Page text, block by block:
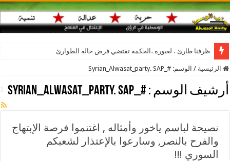
ظرفنا طارئ ، لعبوره ،الحكمة تقتضي فرض حالة الطوارئ
الرئيسية / الوسم:#_Syrian_Alwasat_party. SAP
أرشيف الوسم :#_Syrian_Alwasat_party. SAP
نصيحة لباسم ياخور وأمثاله , اغتنموا فرصة الإبتهاج
والفرح بالنصر, وسارعوا بالإعتذار لشعبكم
السوري !!!